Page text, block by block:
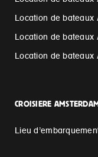
Location de bateaux
Location de bateaux
Location de bateaux
CROISIERE
Lieu